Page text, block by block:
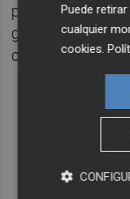
protagonizando
globalización
consecuencia
Puede
cualquier
cookies.